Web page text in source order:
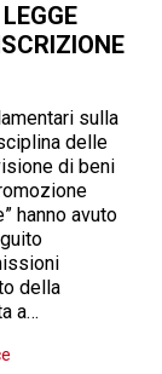
sulla
delle
di beni
hanno avuto
della
a…